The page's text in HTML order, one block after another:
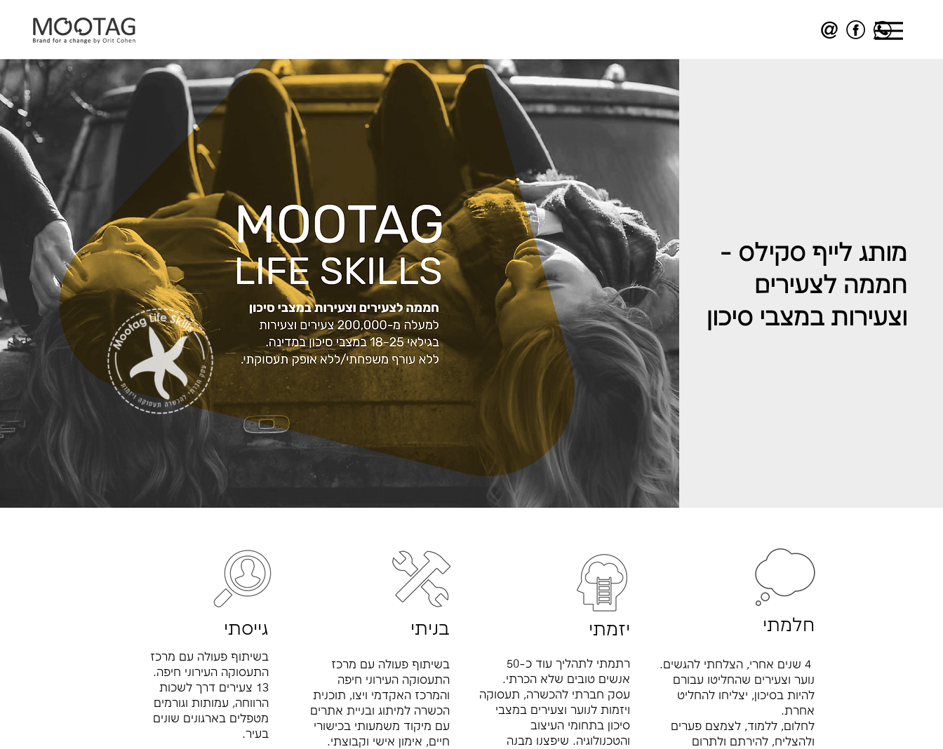
מותג לייף סקילס -
חממה לצעירים
וצעירות במצבי סיכון
חלמתי יזמתי בניתי
4 שנים אחרי, הצלחתי להגשים.
נוער וצעירים שהחליטו עבורם
להיות בסיכון, יצליחו להחליט
אחרת.
לחלום, ללמוד, לצמצם פערים
ולהצליח, להירתם ולתרום
רתמתי לתהליך עוד כ-50
אנשים טובים שלא הכרתי.
עסק חברתי להכשרה, תעסוקה
ויזמות לנוער וצעירים במצבי
סיכון בתחומי העיצוב
והטכנולוגיה. שיפצנו מבנה
בשיתוף פעולה עם מרכז
התעסוקה העירוני חיפה
והמרכז האקדמי ויצו, תוכנית
הכשרה למיתוג ובניית אתרים
עם מיקוד משמעותי בכישורי
חיים, אימון אישי וקבוצתי.
גייסתי
בשיתוף פעולה עם מרכז
התעסוקה העירוני חיפה.
13 צעירים דרך לשכות
הרווחה, עמותות וגורמים
מטפלים בארגונים שונים
בעיר.